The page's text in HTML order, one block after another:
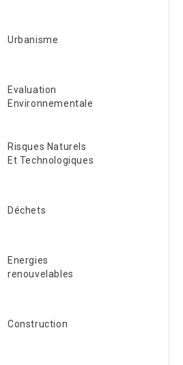
Urbanisme
Evaluation
Environnementale
Risques Naturels
Et Technologiques
Déchets
Energies
renouvelables
Construction